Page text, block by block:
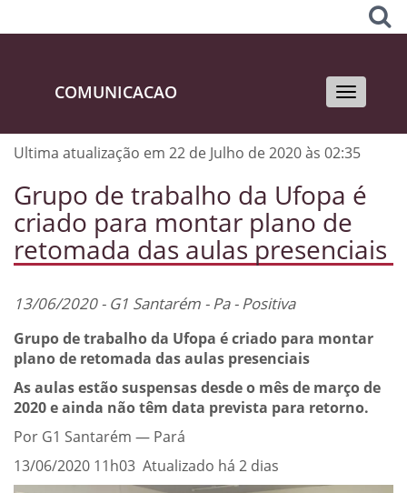
Toggle
COMUNICACAO
Ultima atualização em 22 de Julho de 2020 às 02:35
Grupo de trabalho da Ufopa é
criado para montar plano de
retomada das aulas presenciais
13/06/2020 - G1 Santarém - Pa - Positiva
Grupo de trabalho da Ufopa é criado para montar
plano de retomada das aulas presenciais
As aulas estão suspensas desde o mês de março de
2020 e ainda não têm data prevista para retorno.
Por G1 Santarém — Pará
13/06/2020 11h03 Atualizado há 2 dias